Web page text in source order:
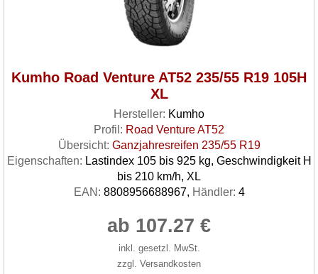
Kumho Road Venture AT52 235/55 R19 105H
XL
Hersteller: Kumho
Profil: Road Venture AT52
Übersicht: Ganzjahresreifen 235/55 R19
Eigenschaften: Lastindex 105 bis 925 kg, Geschwindigkeit H
bis 210 km/h, XL
EAN: 8808956688967, Händler: 4
ab 107.27 €
inkl. gesetzl. MwSt.
zzgl. Versandkosten